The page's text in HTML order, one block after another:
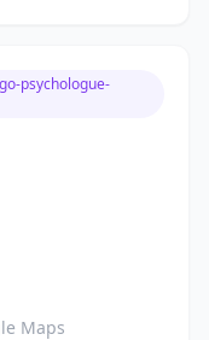
psychologue-
Maps